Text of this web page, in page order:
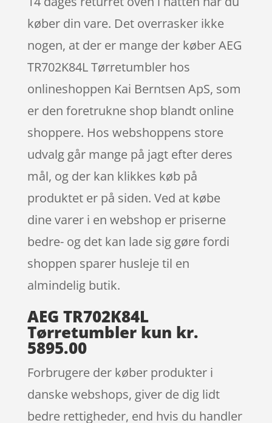
køber din vare. Det overrasker ikke
nogen, at der er mange der køber AEG
TR702K84L Tørretumbler hos
onlineshoppen Kai Berntsen ApS, som
er den foretrukne shop blandt online
shoppere. Hos webshoppens store
udvalg går mange på jagt efter deres
mål, og der kan klikkes køb på
produktet er på siden. Ved at købe
dine varer i en webshop er priserne
bedre- og det kan lade sig gøre fordi
shoppen sparer husleje til en
almindelig butik.
AEG TR702K84L
Tørretumbler kun kr.
5895.00
Forbrugere der køber produkter i
danske webshops, giver de dig lidt
bedre rettigheder, end hvis du handler